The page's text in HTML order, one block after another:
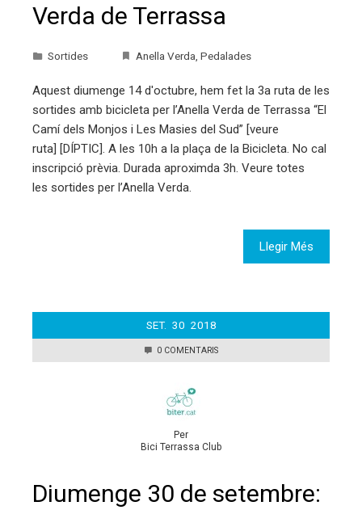
Verda de Terrassa
Sortides Anella Verda, Pedalades
Aquest diumenge 14 d'octubre, hem fet la 3a ruta de les
sortides amb bicicleta per l’Anella Verda de Terrassa “El
Camí dels Monjos i Les Masies del Sud” [veure
ruta] [DÍPTIC]. A les 10h a la plaça de la Bicicleta. No cal
inscripció prèvia. Durada aproximda 3h. Veure totes
les sortides per l’Anella Verda.
Llegir Més
SET. 30 2018
0 COMENTARIS
Per
Bici Terrassa Club
Diumenge 30 de setembre: